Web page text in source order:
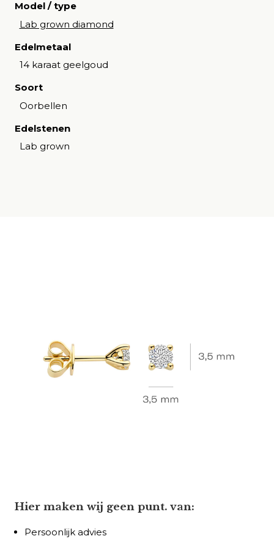
Model / type
Lab grown diamond
Edelmetaal
14 karaat geelgoud
Soort
Oorbellen
Edelstenen
Lab grown
Hier maken wij geen punt. van:
Persoonlijk advies